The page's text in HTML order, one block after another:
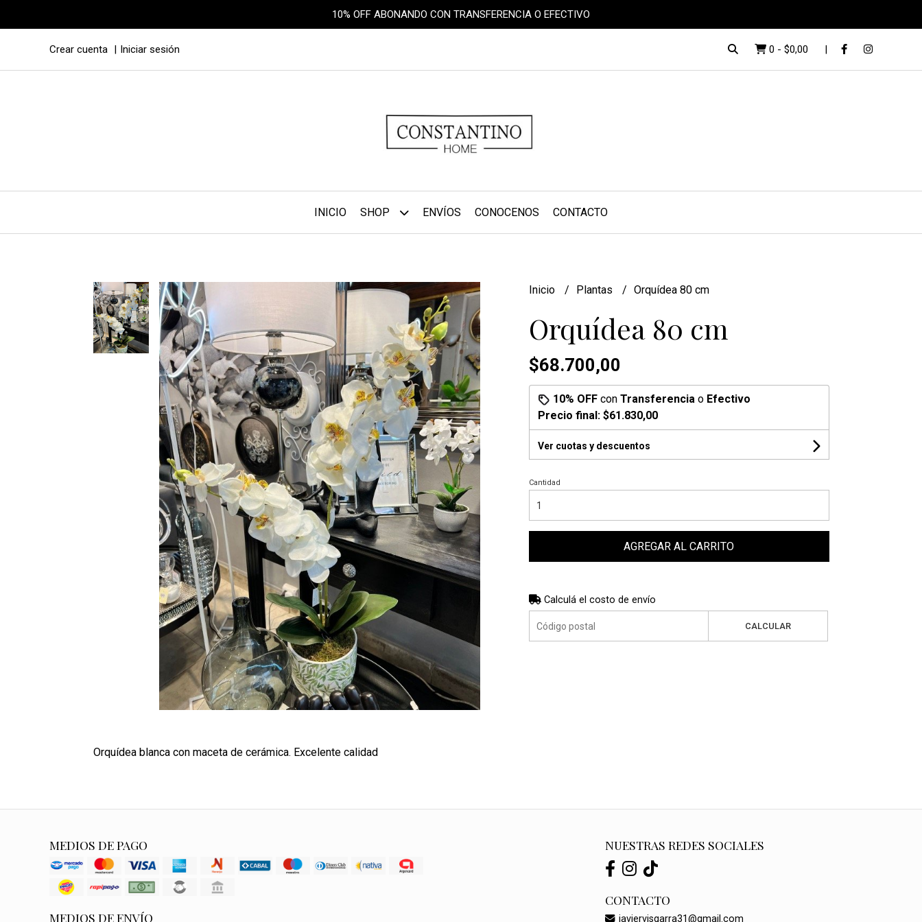
10% OFF ABONANDO CON TRANSFERENCIA O EFECTIVO
Crear cuenta Iniciar sesión 0 - $0,00
INICIO SHOP ENVÍOS CONOCENOS CONTACTO
Orquídea blanca con maceta de cerámica. Excelente calidad
Inicio Plantas Orquídea 80 cm
Orquídea 80 cm
$68.700,00
10% OFFcon Transferenciao Efectivo
Precio final: $61.830,00
Ver cuotas y descuentos
Cantidad
AGREGAR AL CARRITO
Calculá el costo de envío
CALCULAR
MEDIOS DE PAGO
MEDIOS DE ENVÍO
NUESTRAS REDES SOCIALES
CONTACTO
javiervisgarra31@gmail.com